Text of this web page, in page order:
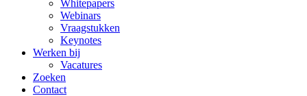
Whitepapers
Webinars
Vraagstukken
Keynotes
Werken bij
Vacatures
Zoeken
Contact